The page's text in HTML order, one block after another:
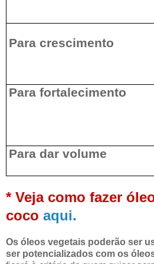
Para crescimento
Para fortalecimento
Para dar volume
* Veja como fazer
coco aqui.
Os óleos vegetais poderão ser
ser potencializados com os